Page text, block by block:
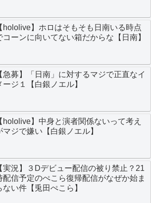
hololive】ホロはそもそも日南いる時点
コーンに向いてない箱だからな【日南】
急募】「日南」に対するマジで正直なイ
ージ１【白銀ノエル】
hololive】中身と演者関係ないって考え
マジで嫌い【白銀ノエル】
実況】３Dデビュー配信の被り禁止？21
配信予定のぺこら復帰配信がなぜか始ま
ない件【兎田ぺこら】